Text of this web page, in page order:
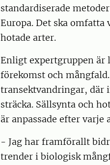
standardiserade
Europa. Det ska
hotade arter.
Enligt expertgruppen
förekomst och
transektvandringar, där
sträcka. Sällsynta och
är anpassade efter varje
- Jag har framförallt
trender i biologisk